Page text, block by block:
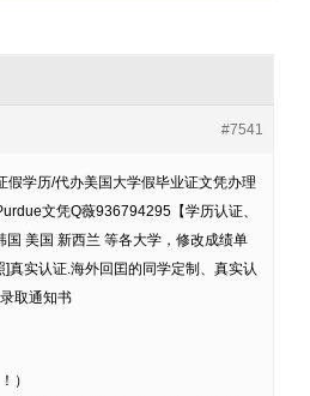
#7541
学历/代办美国大学假毕业证文凭办理
文凭Q薇936794295【学历认证、
美国 新西兰 等各大学，修改成绩单
实认证.海外回囯的同学定制、真实认
取通知书
！）